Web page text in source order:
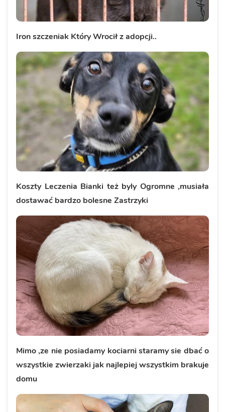
Iron szczeniak Który Wrocił z adopcji..
Koszty Leczenia Bianki też byly Ogromne ,musiała
dostawać bardzo bolesne Zastrzyki
Mimo ,ze nie posiadamy kociarni staramy sie dbać o
wszystkie zwierzaki jak najlepiej wszystkim brakuje
domu